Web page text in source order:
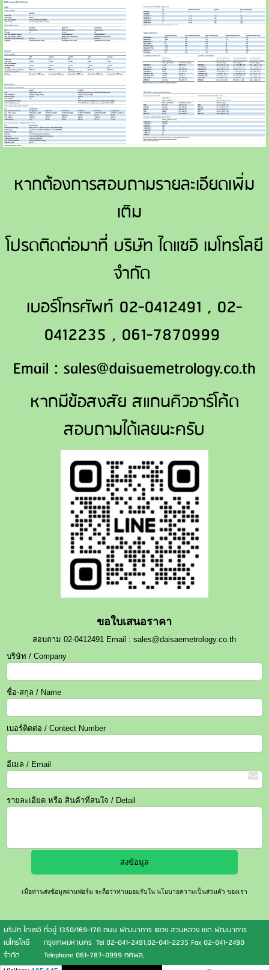
หากต้องการสอบถามรายละเอียดเพิ่ม
เติม
โปรดติดต่อมาที่ บริษัท ไดแซอิ เมโทรโลยี
จำกัด
เบอร์โทรศัพท์ 02-0412491 , 02-
0412235 , 061-7870999
Email : sales@daisaemetrology.co.th
หากมีข้อสงสัย สแกนคิวอาร์โค้ด
สอบถามได้เลยนะครับ
ขอใบเสนอราคา
สอบถาม 02-0412491 Email : sales@daisaemetrology.co.th
บริษัท / Company
ชื่อ-สกุล / Name
เบอร์ติดต่อ / Contect Number
อีเมล / Email
รายละเอียด หรือ สินค้าที่สนใจ / Detail
เมื่อท่านส่งข้อมูลผ่านฟอร์ม จะถือว่าท่านยอมรับในนโยบายความเป็นส่วนตัว ของเรา
บริษัท ไดแซอิ
เมโทรโลยี
จำกัด
ที่อยู่ 1350/169-170 ถนน พัฒนาการ แขวง สวนหลวง เขต พัฒนาการ
กรุงเทพมหานคร Tel 02-041-2491,02-041-2235 Fax 02-041-2490
Telephone 061-787-0999 ทศพล,